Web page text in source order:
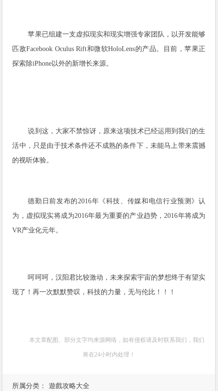
所属分类： 遊戲攻略大全
苹果已组建一支虚拟现实和现实增强专家团队，以开发能够
匹敌Facebook Oculus Rift和微软HoloLens的产品。目前，苹果正
探索除iPhone以外的新增长来源。
说到这，大家不禁惊讶，原来这项技术已经运用到我们的生
活中，只是由于技术条件还不成熟的条件下，未能马上带来震撼
的视听体验。
德勤日前发布的2016年《科技、传媒和电信行业预测》认
为，虚拟现实将成为2016年最为重要的产业趋势，2016年将成为
VR产业化元年。
呵呵呵，汉阳君比较激动，未来探索宇宙的梦想终于有望实
现了！再一次默默赞叹，科技的力量，无与伦比！！！
本文章配图、部分文字均来源网络，如有侵权请及时联系我们，我们
将在24小时内处理！